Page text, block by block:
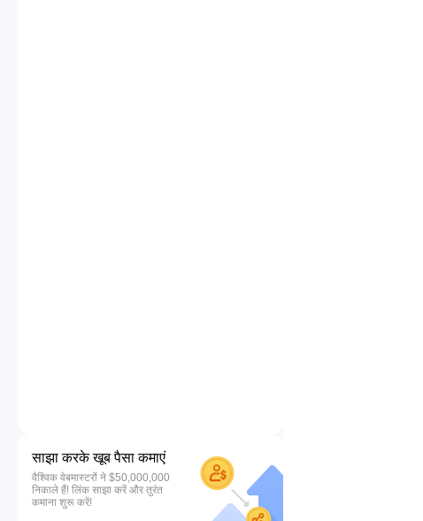
साझा करके खूब पैसा कमाएं
वैश्विक वेबमास्टरों ने $50,000,000
निकाले हैं! लिंक साझा करें और तुरंत
कमाना शुरू करें!